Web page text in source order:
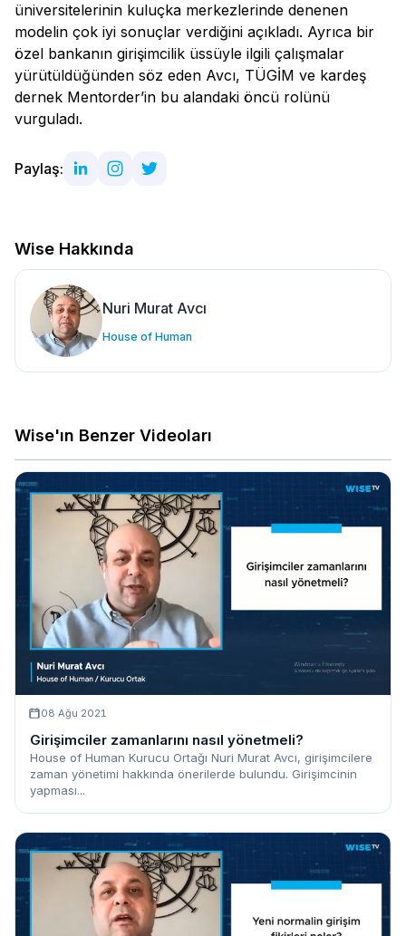
üniversitelerinin kuluçka merkezlerinde denenen
modelin çok iyi sonuçlar verdiğini açıkladı. Ayrıca bir
özel bankanın girişimcilik üssüyle ilgili çalışmalar
yürütüldüğünden söz eden Avcı, TÜGİM ve kardeş
dernek Mentorder’in bu alandaki öncü rolünü
vurguladı.
Paylaş:
Wise Hakkında
Nuri Murat Avcı
House of Human
Wise'ın Benzer Videoları
08 Ağu 2021
Girişimciler zamanlarını nasıl yönetmeli?
House of Human Kurucu Ortağı Nuri Murat Avcı, girişimcilere
zaman yönetimi hakkında önerilerde bulundu. Girişimcinin
yapması...